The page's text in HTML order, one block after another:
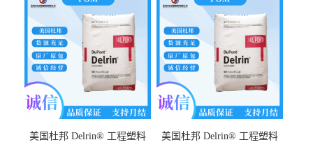
学性 高流动性 耐磨 耐高温
耐化学性 耐冲击性
美国杜邦 Delrin® 工程塑料
美国杜邦 Delrin® 工程塑料